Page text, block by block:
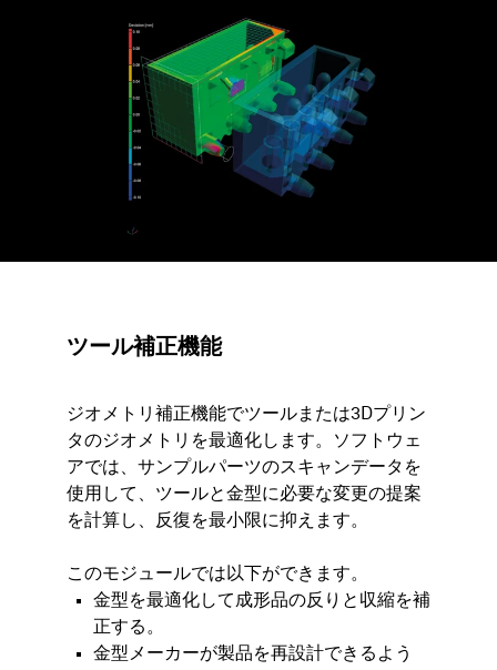
ツール補正機能
ジオメトリ補正機能でツールまたは3Dプリン
タのジオメトリを最適化します。ソフトウェ
アでは、サンプルパーツのスキャンデータを
使用して、ツールと金型に必要な変更の提案
を計算し、反復を最小限に抑えます。
このモジュールでは以下ができます。
金型を最適化して成形品の反りと収縮を補
正する。
金型メーカーが製品を再設計できるよう